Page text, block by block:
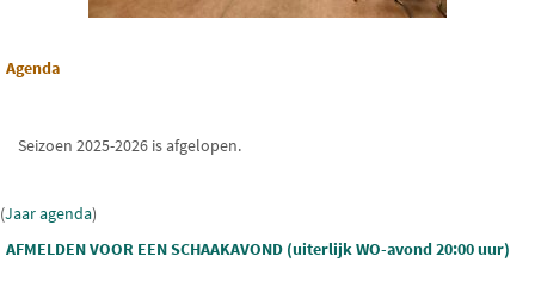
Agenda
Seizoen 2025-2026 is afgelopen.
(Jaar agenda)
AFMELDEN VOOR EEN SCHAAKAVOND (uiterlijk WO-avond 20:00 uur)